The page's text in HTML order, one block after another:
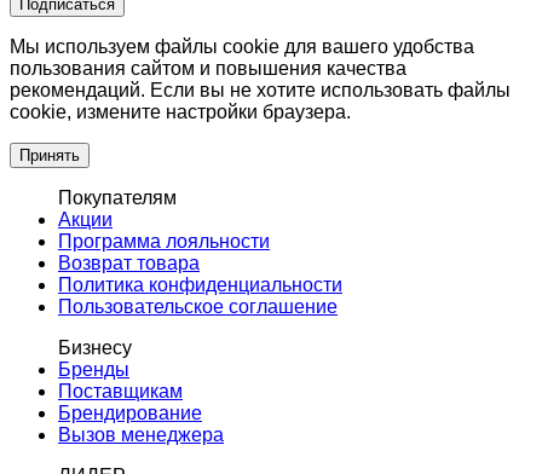
Подписаться
Мы используем файлы cookie для вашего удобства
пользования сайтом и повышения качества
рекомендаций. Если вы не хотите использовать файлы
cookie, измените настройки браузера.
Принять
Покупателям
Акции
Программа лояльности
Возврат товара
Политика конфиденциальности
Пользовательское соглашение
Бизнесу
Бренды
Поставщикам
Брендирование
Вызов менеджера